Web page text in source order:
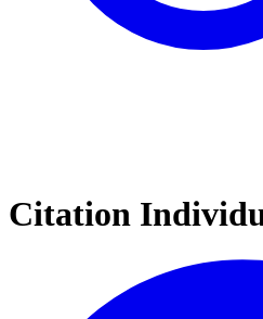
Citation